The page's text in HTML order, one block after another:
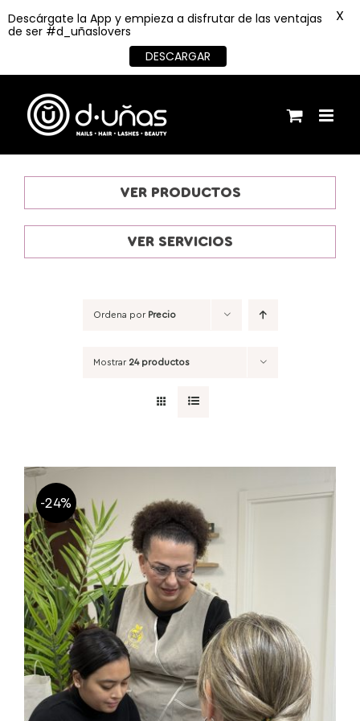
contenido
VER PRODUCTOS
VER SERVICIOS
Ordena por Precio
Mostrar 24 productos
-24%
Descárgate la App y empieza a disfrutar de las ventajas
de ser #d_uñaslovers
DESCARGAR
X